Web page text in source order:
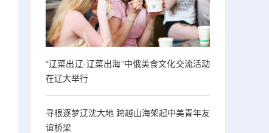
“辽菜出辽·辽菜出海”中俄美食文化交流活动
在辽大举行
寻根逐梦辽沈大地 跨越山海架起中美青年友
谊桥梁